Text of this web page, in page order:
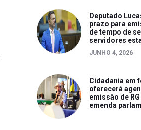
Deputado
prazo para
de tempo de
servidores
JUNHO 4, 2026
Cidadania em
oferecerá
emissão de
emenda